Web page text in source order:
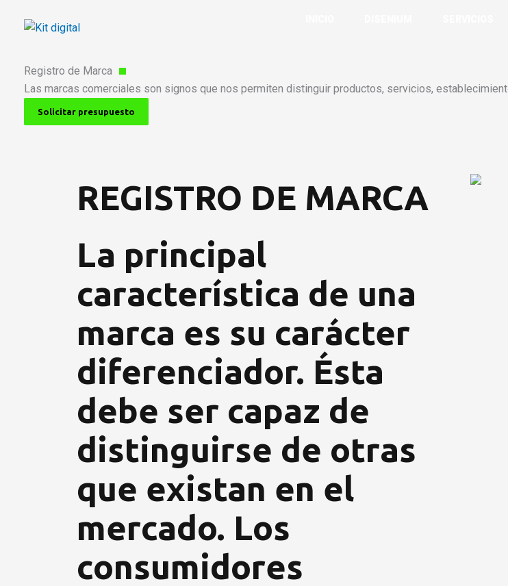
Registro de Marca
Las marcas comerciales son signos que nos permiten distinguir productos, servicios,
Solicitar presupuesto
REGISTRO DE MARCA
La principal
característica de una
marca es su carácter
diferenciador. Ésta
debe ser capaz de
distinguirse de otras
que existan en el
mercado. Los
consumidores